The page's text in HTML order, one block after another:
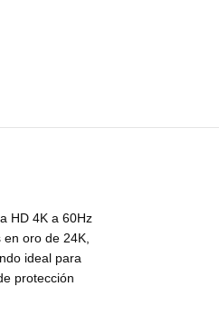
HD 4K a 60Hz
oro de 24K,
ideal para
protección